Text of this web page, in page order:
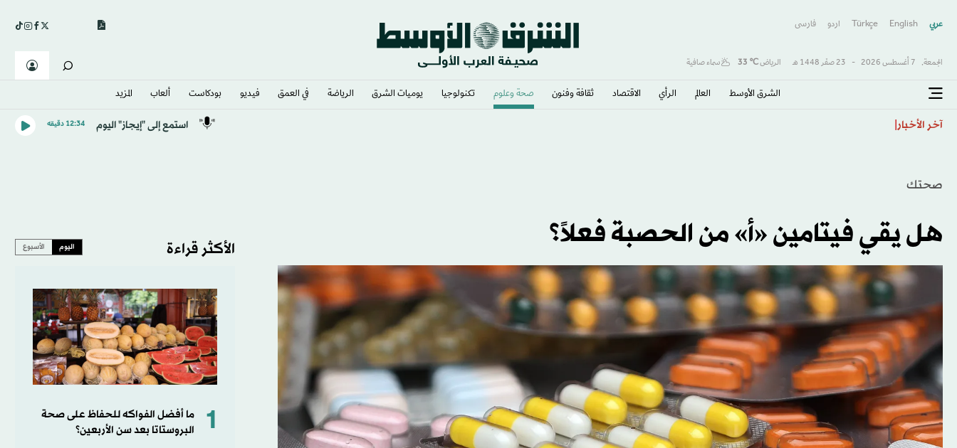
عربي English
Türkçe اردو فارسى
الجمعة, 7 أغسطس 2026 - 23 صفَر 1448 هـ الرياض℃
33 سماء صافية
الشرق الأوسط​ العالم الرأي الاقتصاد ثقافة وفنون صحة وعلوم تكنولوجيا يوميات الشرق​ الرياضة في العمق فيديو بودكاست ألعاب المزيد
آخر الأخبار استمع إلى "إيجاز" اليوم 12:34 دقيقه
صحتك
هل يقي فيتامين «أ» من الحصبة فعلاً؟ الأكثر قراءة اليوم الأسبوع
1
ما أفضل الفواكه للحفاظ على صحة
البروستاتا بعد سن الأربعين؟